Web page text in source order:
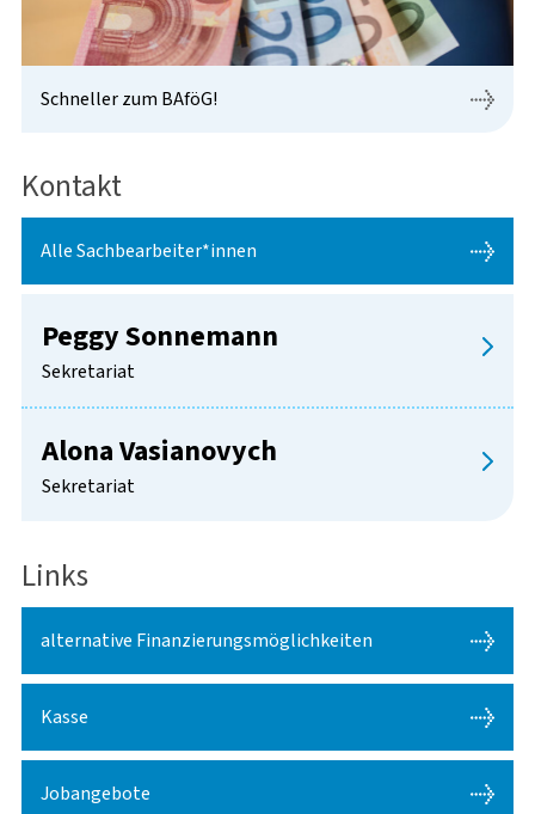
Schneller zum BAföG!
Kontakt
Alle Sachbearbeiter*innen
Peggy Sonnemann
Sekretariat
Alona Vasianovych
Sekretariat
Links
alternative Finanzierungsmöglichkeiten
Kasse
Jobangebote